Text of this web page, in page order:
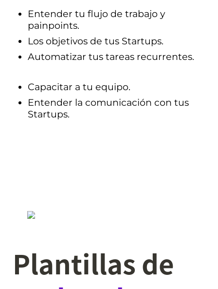
Entender tu flujo de trabajo y
painpoints.
Los objetivos de tus Startups.
Automatizar tus tareas recurrentes.
Capacitar a tu equipo.
Entender la comunicación con tus
Startups.